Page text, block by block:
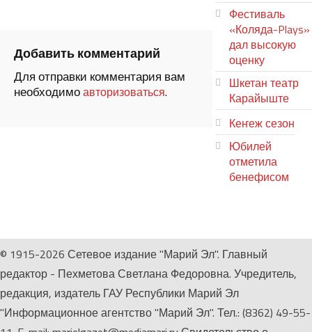
Добавить комментарий
Для отправки комментария вам
необходимоавторизоваться.
Фестиваль
«Коляда-Plays»
дал высокую
оценку
Шкетан театр
Карайыште
Кеҥеж сезон
Юбилей
отметила
бенефисом
© 1915-2026 Сетевое издание "Марий Эл". Главный
редактор - Пехметова Светлана Федоровна. Учредитель,
редакция, издатель ГАУ Республики Марий Эл
"Информационное агентство "Марий Эл". Тел.: (8362) 49-55-